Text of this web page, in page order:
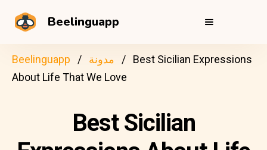
Beelinguapp
Beelinguapp مدونة
Best Sicilian Expressions
About Life That We Love
Best Sicilian